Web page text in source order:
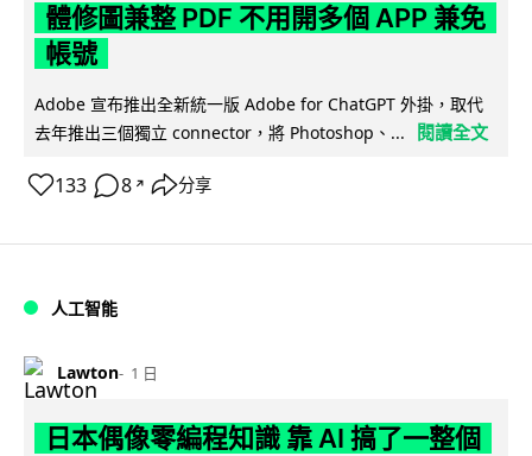
體修圖兼整 PDF 不用開多個 APP 兼免
帳號
Adobe 宣布推出全新統一版 Adobe for ChatGPT 外掛，取代
去年推出三個獨立 connector，將 Photoshop、...
閱讀全文
133 8 ↗ 分享
人工智能
Lawton 1 日
日本偶像零編程知識 靠 AI 搞了一整個